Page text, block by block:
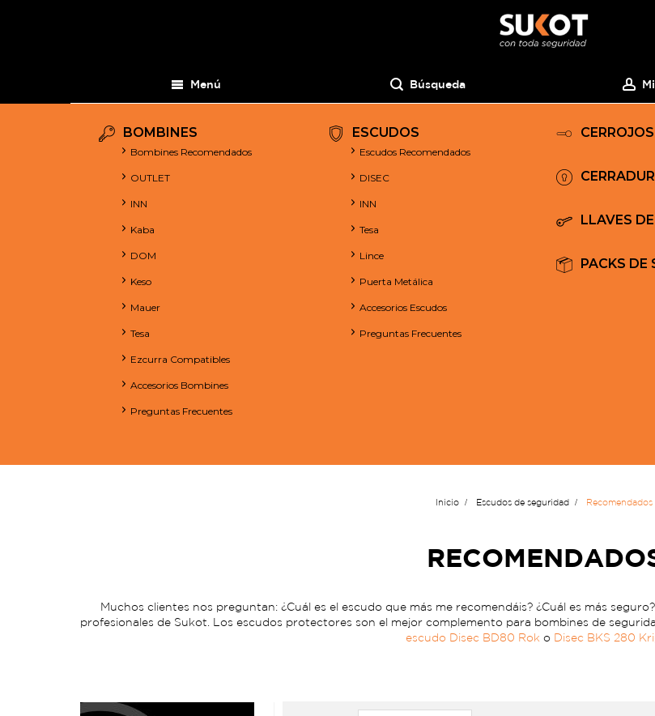
Menú Búsqueda
BOMBINES
Bombines Recomendados
OUTLET
INN
Kaba
DOM
Keso
Mauer
Tesa
Ezcurra Compatibles
Accesorios Bombines
Preguntas Frecuentes
ESCUDOS
Escudos Recomendados
DISEC
INN
Tesa
Lince
Puerta Metálica
Accesorios Escudos
Preguntas Frecuentes
CERROJOS
LLAVES
PACKS DE
Inicio Escudos de seguridad Recomendados
Muchos clientes nos preguntan: ¿Cuál es el escudo que más me recomendáis? ¿Cuál es más
profesionales de Sukot. Los escudos protectores son el mejor complemento para bombines de
escudo Disec BD80 Rok o Disec BKS 280